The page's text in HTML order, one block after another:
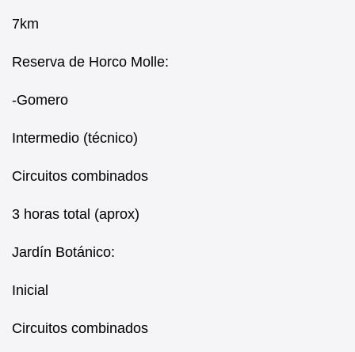
7km
Reserva de Horco Molle:
-Gomero
Intermedio (técnico)
Circuitos combinados
3 horas total (aprox)
Jardín Botánico:
Inicial
Circuitos combinados